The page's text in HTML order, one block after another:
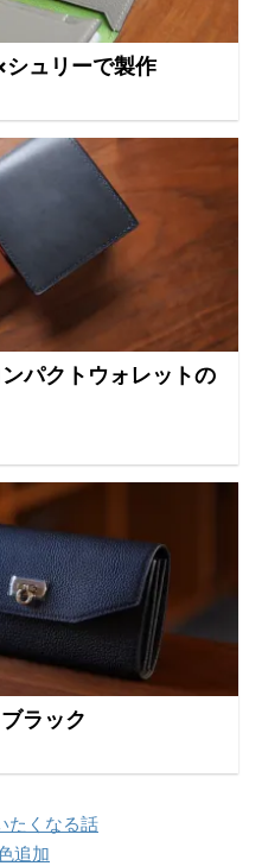
ュリーで製作
パクトウォレットの
ラック
たくなる話
追加